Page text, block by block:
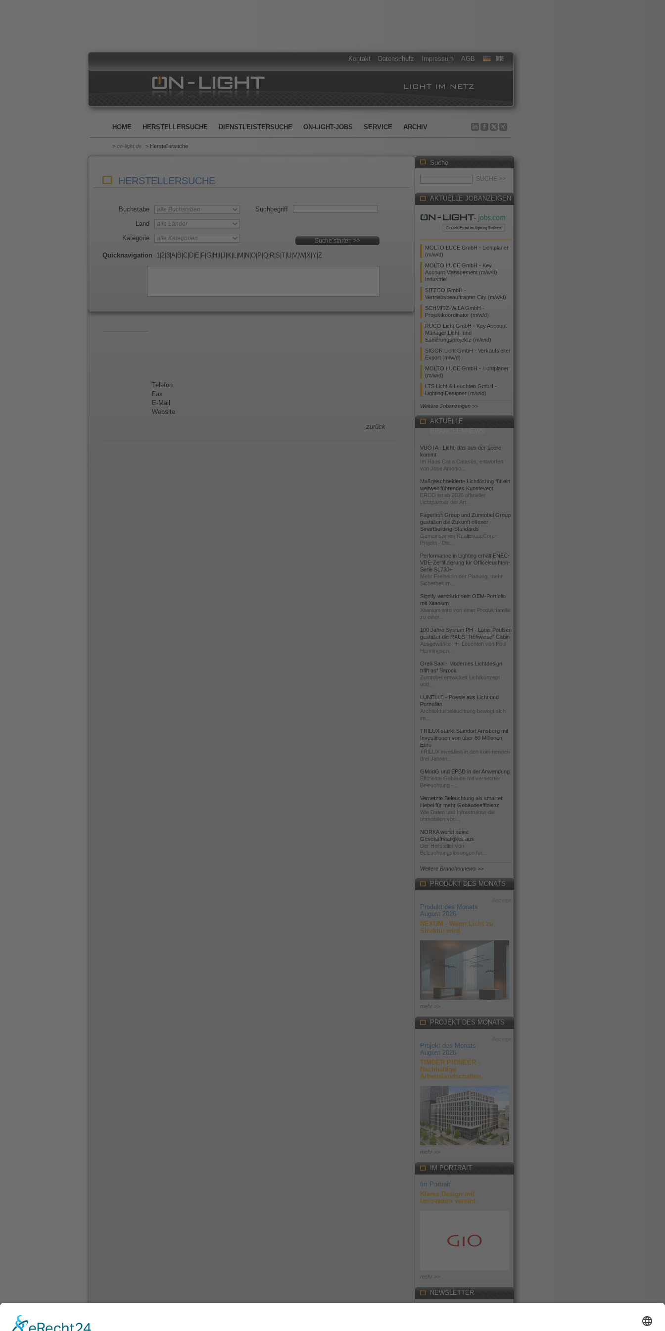
Kontakt Datenschutz Impressum AGB
HOME HERSTELLERSUCHE DIENSTLEISTERSUCHE ON-LIGHT-JOBS SERVICE ARCHIV
> on-light.de > Herstellersuche
HERSTELLERSUCHE
Buchstabe
Land
Kategorie
Suchbegriff
Quicknavigation 1 2 3 A B C D E F G H J K L M N O P Q R S T U V W X Y Z
Telefon
Fax
E-Mail
Website
zurück
Suche
AKTUELLE JOBANZEIGEN
MOLTO LUCE GmbH - Lichtplaner
(m/w/d)
MOLTO LUCE GmbH - Key
Account Management (m/w/d)
Industrie
SITECO GmbH -
Vertriebsbeauftragter City (m/w/d)
SCHMITZ-WILA GmbH -
Projektkoordinator (m/w/d)
RUCO Licht GmbH - Key Account
Manager Licht- und
Sanierungsprojekte (m/w/d)
SIGOR Licht GmbH - Verkaufsleiter
Export (m/w/d)
MOLTO LUCE GmbH - Lichtplaner
(m/w/d)
LTS Licht & Leuchten GmbH -
Lighting Designer (m/w/d)
Weitere Jobanzeigen >>
AKTUELLE
VUOTA - Licht, das aus der Leere
kommt
Im Haus Casa Catasüs, entworfen
von Jose Antonio...
Maßgeschneiderte Lichtlösung für ein
weltweit führendes Kunstevent
ERCO ist ab 2026 offizieller
Lichtpartner der Art...
Fagerhult Group und Zumtobel Group
gestalten die Zukunft offener
Smartbuilding-Standards
Gemeinsames RealEstateCore-
Projekt - Die...
Performance in Lighting erhält ENEC-
VDE-Zertifizierung für Officeleuchten-
Serie SL730+
Mehr Freiheit in der Planung, mehr
Sicherheit im...
Signify verstärkt sein OEM-Portfolio
mit Xitanium
Xitanium wird von einer Produktfamilie
zu einer...
100 Jahre System PH - Louis Poulsen
gestaltet die RAUS "Rehwiese" Cabin
Ausgewählte PH-Leuchten von Poul
Henningsen...
Orelli Saal - Modernes Lichtdesign
trifft auf Barock
Zumtobel entwickelt Lichtkonzept
und...
LUNELLE - Poesie aus Licht und
Porzellan
Architekturbeleuchtung bewegt sich
im...
TRILUX stärkt Standort Arnsberg mit
Investitionen von über 80 Millionen
Euro
TRILUX investiert in den kommenden
drei Jahren...
GModG und EPBD in der Anwendung
Effiziente Gebäude mit vernetzter
Beleuchtung -...
Vernetzte Beleuchtung als smarter
Hebel für mehr Gebäudeeffizienz
Wie Daten und Infrastruktur die
Immobilien von...
NORKA weitet seine
Geschäftstätigkeit aus
Der Hersteller von
Beleuchtungslösungen für...
Weitere Branchennews >>
PRODUKT DES MONATS
Produkt des Monats
August 2026
NEXUM - Wenn Licht zu
Struktur wird
mehr >>
PROJEKT DES MONATS
Projekt des Monats
August 2026
TIMBER PIONEER -
Nachhaltige
Arbeitslandschaften
mehr >>
IM PORTRAIT
Im Portrait
Klares Design mit
Innovation vereint
mehr >>
NEWSLETTER